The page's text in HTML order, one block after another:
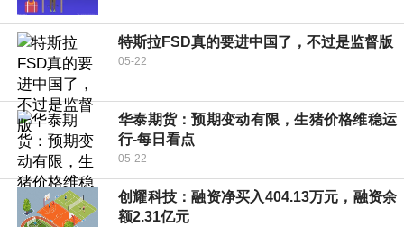
特斯拉FSD真的要进中国了，不过是监督版
05-22
华泰期货：预期变动有限，生猪价格维稳运
行-每日看点
05-22
创耀科技：融资净买入404.13万元，融资余
额2.31亿元